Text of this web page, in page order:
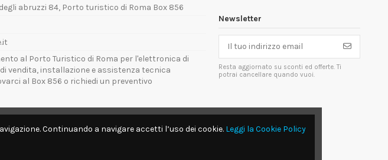
abruzzi 84, Porto turistico di Roma Box 856
al Porto Turistico di Roma per l'elettronica di
vendita, installazione e assistenza tecnica
al Box 856 o richiedi un preventivo
- 13:00 / 14:00 - 18:00
tecnici direttamente a bordo.
Newsletter
Resta aggiornato su sconti ed offerte. Ti
potrai cancellare quando vuoi.
Continuando a navigare accetti l’uso dei cookie. Leggi la Cookie Policy